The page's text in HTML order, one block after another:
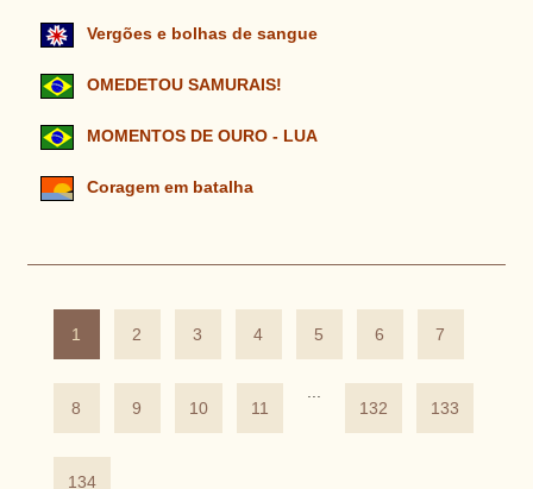
Vergões e bolhas de sangue
OMEDETOU SAMURAIS!
MOMENTOS DE OURO - LUA
Coragem em batalha
1 2 3 4 5 6 7
8 9 10 11
132
133
134